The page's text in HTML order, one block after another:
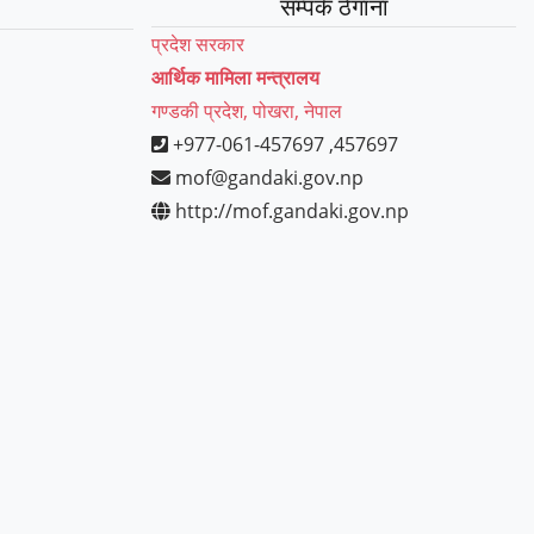
सम्पर्क ठेगाना
प्रदेश सरकार
आर्थिक मामिला मन्त्रालय
गण्डकी प्रदेश, पोखरा, नेपाल
+977-061-457697 ,457697
mof@gandaki.gov.np
http://mof.gandaki.gov.np